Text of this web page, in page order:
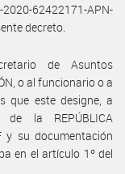
62422171-APN-
decreto.
de Asuntos
o al funcionario o a
que este designe, a
la REPÚBLICA
y su documentación
en el artículo 1º del